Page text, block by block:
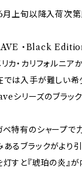
上旬以降入荷次第
・Black
カ・カリフォルニア
では入手が難しい希
シリーズのブラック
ベ特有のシャープで
あるブラックがより引
灯すと『琥珀の炎』